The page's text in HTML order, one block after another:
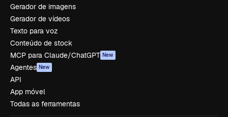
Gerador de imagens
Gerador de vídeos
Texto para voz
Conteúdo de stock
MCP para Claude/ChatGPT New
Agentes New
API
App móvel
Todas as ferramentas